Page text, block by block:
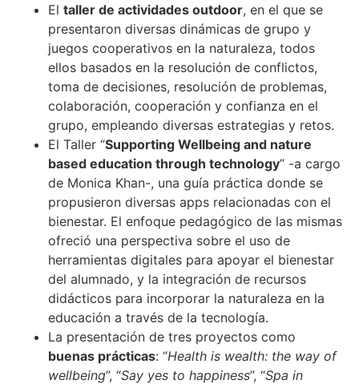
El taller de actividades outdoor, en el que se
presentaron diversas dinámicas de grupo y
juegos cooperativos en la naturaleza, todos
ellos basados en la resolución de conflictos,
toma de decisiones, resolución de problemas,
colaboración, cooperación y confianza en el
grupo, empleando diversas estrategias y retos.
El Taller “Supporting Wellbeing and nature
based education through technology” -a cargo
de Monica Khan-, una guía práctica donde se
propusieron diversas apps relacionadas con el
bienestar. El enfoque pedagógico de las mismas
ofreció una perspectiva sobre el uso de
herramientas digitales para apoyar el bienestar
del alumnado, y la integración de recursos
didácticos para incorporar la naturaleza en la
educación a través de la tecnología.
La presentación de tres proyectos como
buenas prácticas: “Health is wealth: the way of
wellbeing”, “Say yes to happiness”, “Spa in